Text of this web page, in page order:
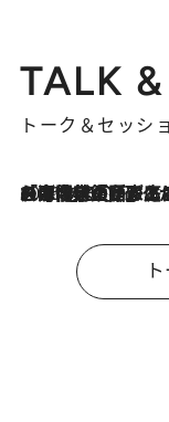
TALK
トーク＆セッシ
2026.8.3
「今後値上げがあるとすれば…」「リスクがあるのは今年の冬」エネルギー専門家が語る、ホルムズ海峡封鎖が家庭にもたらす“ある心配”